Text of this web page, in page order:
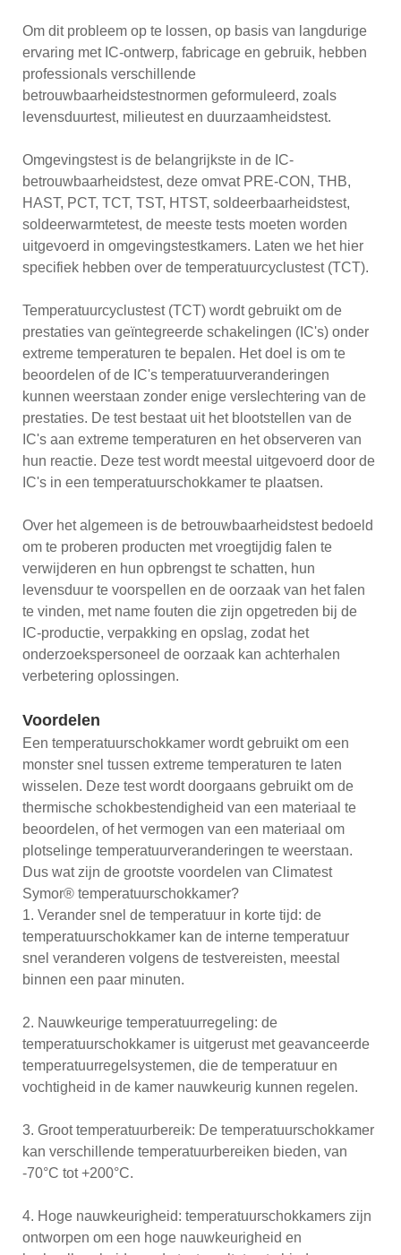
Om dit probleem op te lossen, op basis van langdurige
ervaring met IC-ontwerp, fabricage en gebruik, hebben
professionals verschillende
betrouwbaarheidstestnormen geformuleerd, zoals
levensduurtest, milieutest en duurzaamheidstest.
Omgevingstest is de belangrijkste in de IC-
betrouwbaarheidstest, deze omvat PRE-CON, THB,
HAST, PCT, TCT, TST, HTST, soldeerbaarheidstest,
soldeerwarmtetest, de meeste tests moeten worden
uitgevoerd in omgevingstestkamers. Laten we het hier
specifiek hebben over de temperatuurcyclustest (TCT).
Temperatuurcyclustest (TCT) wordt gebruikt om de
prestaties van geïntegreerde schakelingen (IC's) onder
extreme temperaturen te bepalen. Het doel is om te
beoordelen of de IC's temperatuurveranderingen
kunnen weerstaan ​​zonder enige verslechtering van de
prestaties. De test bestaat uit het blootstellen van de
IC's aan extreme temperaturen en het observeren van
hun reactie. Deze test wordt meestal uitgevoerd door de
IC's in een temperatuurschokkamer te plaatsen.
Over het algemeen is de betrouwbaarheidstest bedoeld
om te proberen producten met vroegtijdig falen te
verwijderen en hun opbrengst te schatten, hun
levensduur te voorspellen en de oorzaak van het falen
te vinden, met name fouten die zijn opgetreden bij de
IC-productie, verpakking en opslag, zodat het
onderzoekspersoneel de oorzaak kan achterhalen
verbetering oplossingen.
Voordelen
Een temperatuurschokkamer wordt gebruikt om een ​​
monster snel tussen extreme temperaturen te laten
wisselen. Deze test wordt doorgaans gebruikt om de
thermische schokbestendigheid van een materiaal te
beoordelen, of het vermogen van een materiaal om
plotselinge temperatuurveranderingen te weerstaan.
Dus wat zijn de grootste voordelen van Climatest
Symor® temperatuurschokkamer?
1. Verander snel de temperatuur in korte tijd: de
temperatuurschokkamer kan de interne temperatuur
snel veranderen volgens de testvereisten, meestal
binnen een paar minuten.
2. Nauwkeurige temperatuurregeling: de
temperatuurschokkamer is uitgerust met geavanceerde
temperatuurregelsystemen, die de temperatuur en
vochtigheid in de kamer nauwkeurig kunnen regelen.
3. Groot temperatuurbereik: De temperatuurschokkamer
kan verschillende temperatuurbereiken bieden, van
-70°C tot +200°C.
4. Hoge nauwkeurigheid: temperatuurschokkamers zijn
ontworpen om een ​​hoge nauwkeurigheid en